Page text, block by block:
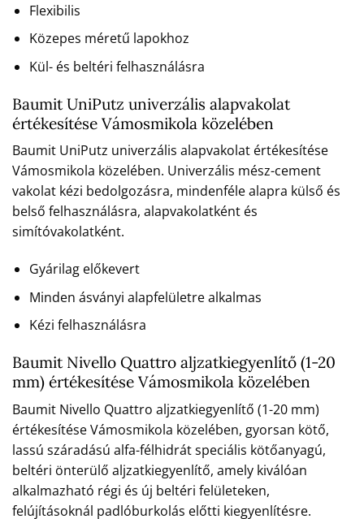
Flexibilis
Közepes méretű lapokhoz
Kül- és beltéri felhasználásra
Baumit UniPutz univerzális alapvakolat
értékesítése Vámosmikola közelében
Baumit UniPutz univerzális alapvakolat értékesítése
Vámosmikola közelében. Univerzális mész-cement
vakolat kézi bedolgozásra, mindenféle alapra külső és
belső felhasználásra, alapvakolatként és
simítóvakolatként.
Gyárilag előkevert
Minden ásványi alapfelületre alkalmas
Kézi felhasználásra
Baumit Nivello Quattro aljzatkiegyenlítő (1-20
mm) értékesítése Vámosmikola közelében
Baumit Nivello Quattro aljzatkiegyenlítő (1-20 mm)
értékesítése Vámosmikola közelében, gyorsan kötő,
lassú száradású alfa-félhidrát speciális kötőanyagú,
beltéri önterülő aljzatkiegyenlítő, amely kiválóan
alkalmazható régi és új beltéri felületeken,
felújításoknál padlóburkolás előtti kiegyenlítésre.